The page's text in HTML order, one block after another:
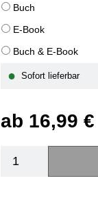
Buch
E-Book
Buch & E-Book
● Sofort lieferbar
ab 16,99 €